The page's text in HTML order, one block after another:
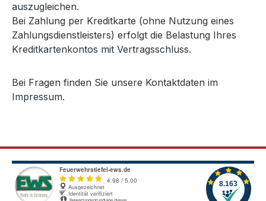
auszugleichen.
Bei Zahlung per Kreditkarte (ohne Nutzung eines
Zahlungsdienstleisters) erfolgt die Belastung Ihres
Kreditkartenkontos mit Vertragsschluss.
Bei Fragen finden Sie unsere Kontaktdaten im
Impressum.